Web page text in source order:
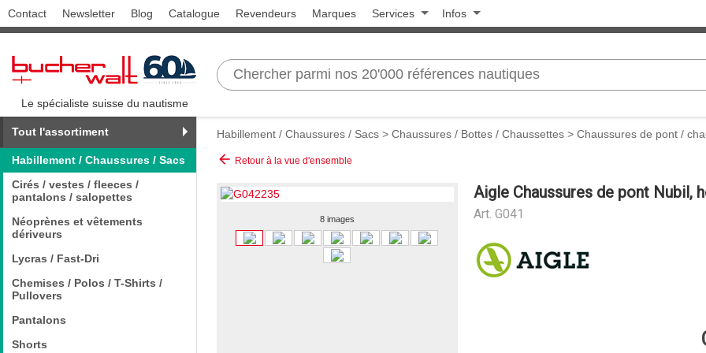
Contact Newsletter Blog Catalogue Revendeurs Marques Services Infos
Le spécialiste suisse du nautisme
Tout l'assortiment
Habillement / Chaussures / Sacs
Cirés / vestes / fleeces /
pantalons / salopettes
Néoprènes et vêtements
dériveurs
Lycras / Fast-Dri
Chemises / Polos / T-Shirts /
Pullovers
Pantalons
Shorts
Habillement / Chaussures / Sacs > Chaussures / Bottes / Chaussettes > Chaussures de pont /
arrow_back Retour à la vue d'ensemble
8 images
Aigle Chaussures de pont Nubil,
Art. G041